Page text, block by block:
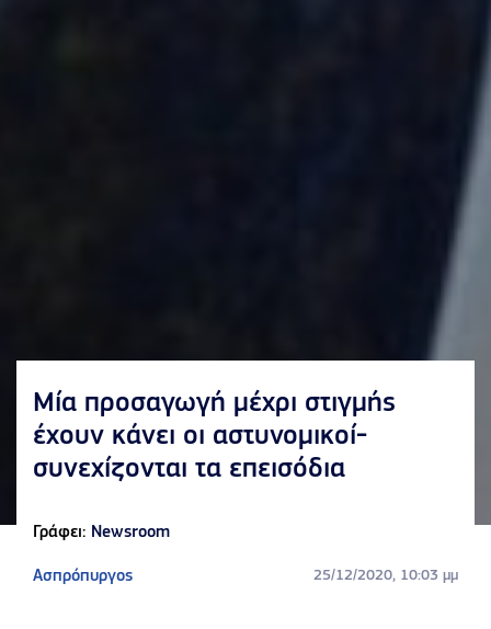
Μία προσαγωγή μέχρι στιγμής
έχουν κάνει οι αστυνομικοί-
συνεχίζονται τα επεισόδια
Γράφει: Newsroom
Ασπρόπυργος 25/12/2020, 10:03 μμ